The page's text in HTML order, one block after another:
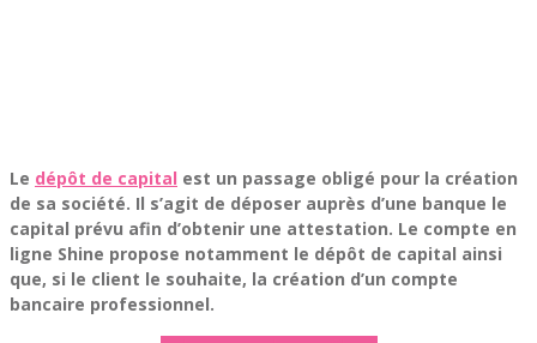
Le dépôt de capital est un passage obligé pour la création
de sa société. Il s’agit de déposer auprès d’une banque le
capital prévu afin d’obtenir une attestation. Le compte en
ligne Shine propose notamment le dépôt de capital ainsi
que, si le client le souhaite, la création d’un compte
bancaire professionnel.